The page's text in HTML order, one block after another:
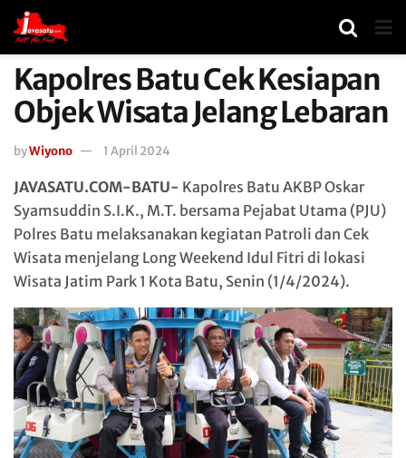
Kapolres Batu Cek Kesiapan
Objek Wisata Jelang Lebaran
byWiyono 1 April 2024
JAVASATU.COM-BATU- Kapolres Batu AKBP Oskar
Syamsuddin S.I.K., M.T. bersama Pejabat Utama (PJU)
Polres Batu melaksanakan kegiatan Patroli dan Cek
Wisata menjelang Long Weekend Idul Fitri di lokasi
Wisata Jatim Park 1 Kota Batu, Senin (1/4/2024).